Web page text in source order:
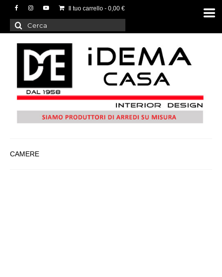
Il tuo carrello - 0,00 €
Cerca:
CAMERE